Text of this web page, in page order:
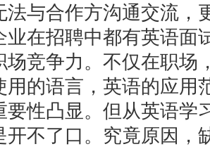
法与合作方沟通交流，
业在招聘中都有英语面
场竞争力。不仅在职场
用的语言，英语的应用
要性凸显。但从英语学
开不了口。究竟原因，